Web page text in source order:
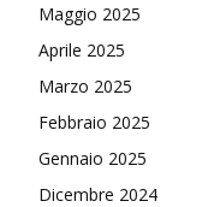
Maggio 2025
Aprile 2025
Marzo 2025
Febbraio 2025
Gennaio 2025
Dicembre 2024